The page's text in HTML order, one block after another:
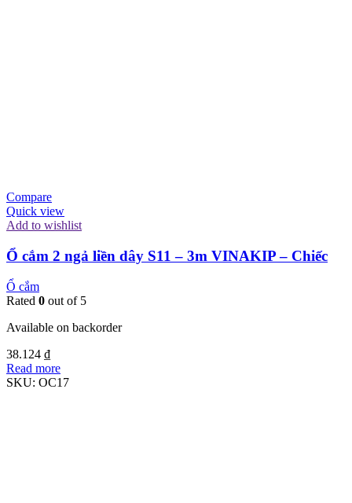
Compare
Quick view
Add to wishlist
Ổ cắm 2 ngả liền dây S11 – 3m VINAKIP – Chiếc
Ổ cắm
Rated 0 out of 5
Available on backorder
38.124 ₫
Read more
SKU: OC17